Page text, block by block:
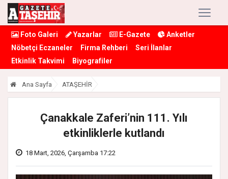
Foto Galeri Yazarlar E-Gazete
Anketler
Nöbetçi Eczaneler
Firma Rehberi
Seri İlanlar
Etkinlik Takvimi
Biyografiler
Ana Sayfa ATAŞEHİR
Çanakkale Zaferi’nin 111. Yılı
etkinliklerle kutlandı
18 Mart, 2026, Çarşamba 17:22